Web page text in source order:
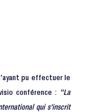
pu effectuer le
conférence : "La
qui s'inscrit